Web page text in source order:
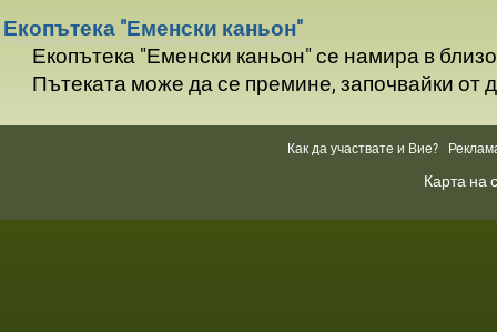
Екопътека "Еменски каньон"
Екопътека "Еменски каньон" се намира в
Пътеката може да се премине, започвайки от
Как да участвате и Вие?
Карта на